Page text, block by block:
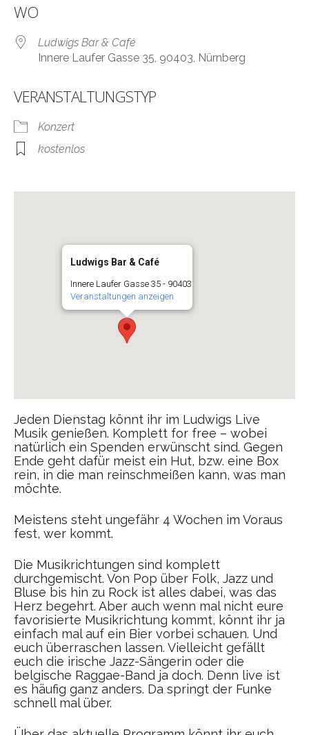
WO
Ludwigs Bar & Café
Innere Laufer Gasse 35, 90403, Nürnberg
VERANSTALTUNGSTYP
Konzert
kostenlos
Ludwigs Bar & Café
Innere Laufer Gasse 35 - 90403
Veranstaltungen anzeigen
Jeden Dienstag könnt ihr im Ludwigs Live
Musik genießen. Komplett for free – wobei
natürlich ein Spenden erwünscht sind. Gegen
Ende geht dafür meist ein Hut, bzw. eine Box
rein, in die man reinschmeißen kann, was man
möchte.
Meistens steht ungefähr 4 Wochen im Voraus
fest, wer kommt.
Die Musikrichtungen sind komplett
durchgemischt. Von Pop über Folk, Jazz und
Bluse bis hin zu Rock ist alles dabei, was das
Herz begehrt. Aber auch wenn mal nicht eure
favorisierte Musikrichtung kommt, könnt ihr ja
einfach mal auf ein Bier vorbei schauen. Und
euch überraschen lassen. Vielleicht gefällt
euch die irische Jazz-Sängerin oder die
belgische Raggae-Band ja doch. Denn live ist
es häufig ganz anders. Da springt der Funke
schnell mal über.